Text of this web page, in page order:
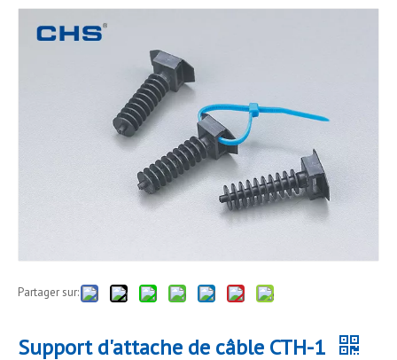
Partager sur:
Support d'attache de câble CTH-1